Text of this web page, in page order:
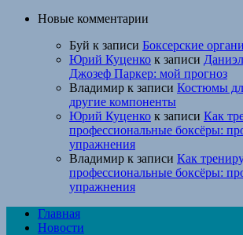
Новые комментарии
Буй к записи Боксерские
Юрий Куценко к записи
Джозеф Паркер: мой прогноз
Владимир к записи Костюмы
другие компоненты
Юрий Куценко к записи Как
профессиональные боксёры:
упражнения
Владимир к записи Как
профессиональные боксёры:
упражнения
Главная
Новости